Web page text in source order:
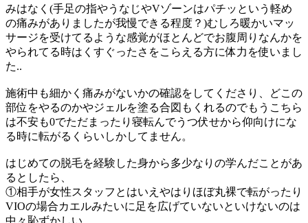
みはなく(手足の指やうなじやVゾーンはパチッという軽め
の痛みがありましたが我慢できる程度？)むしろ暖かいマッ
サージを受けてるような感覚がほとんどでお腹周りなんかを
やられてる時はくすぐったさをこらえる方に体力を使いまし
た..
施術中も細かく痛みがないかの確認をしてくださり、どこの
部位をやるのかやジェルを塗る合図もくれるのでもうこちら
は不安も0でただまったり寝転んでうつ伏せから仰向けにな
る時に転がるくらいしかしてません。
はじめての脱毛を経験した身から多少なりの学んだことがあ
るとしたら、
①相手が女性スタッフとはいえやはりほぼ丸裸で転がったり
VIOの場合カエルみたいに足を広げていないといけないのは
中々恥ずかしい